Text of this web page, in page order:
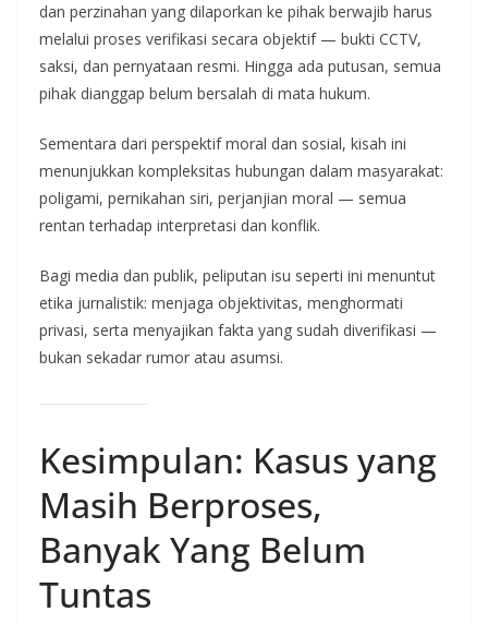
dan perzinahan yang dilaporkan ke pihak berwajib harus
melalui proses verifikasi secara objektif — bukti CCTV,
saksi, dan pernyataan resmi. Hingga ada putusan, semua
pihak dianggap belum bersalah di mata hukum.
Sementara dari perspektif moral dan sosial, kisah ini
menunjukkan kompleksitas hubungan dalam masyarakat:
poligami, pernikahan siri, perjanjian moral — semua
rentan terhadap interpretasi dan konflik.
Bagi media dan publik, peliputan isu seperti ini menuntut
etika jurnalistik: menjaga objektivitas, menghormati
privasi, serta menyajikan fakta yang sudah diverifikasi —
bukan sekadar rumor atau asumsi.
Kesimpulan: Kasus yang
Masih Berproses,
Banyak Yang Belum
Tuntas